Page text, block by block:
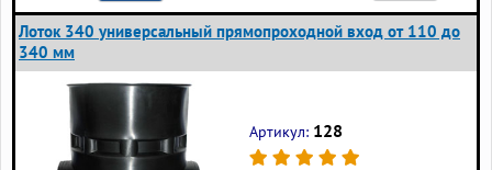
Лоток 340 универсальный прямопроходной вход от 110 до
340 мм
Артикул: 128